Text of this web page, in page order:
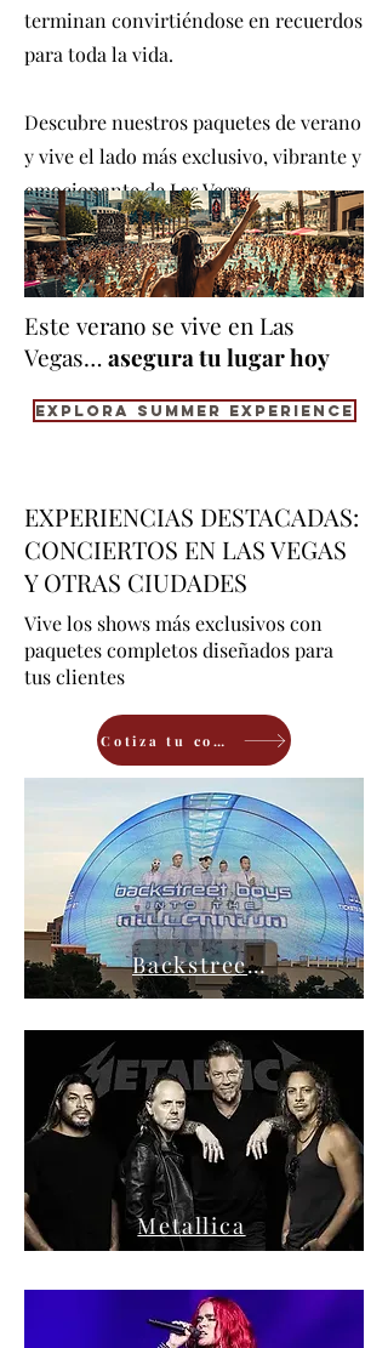
terminan convirtiéndose en recuerdos
para toda la vida.
Descubre nuestros paquetes de verano
y vive el lado más exclusivo, vibrante y
emocionante de Las Vegas.
Este verano se vive en Las
Vegas…asegura tu lugar hoy
Explora Summer Experience
EXPERIENCIAS DESTACADAS:
CONCIERTOS EN LAS VEGAS
Y OTRAS CIUDADES
Vive los shows más exclusivos con
paquetes completos diseñados para
tus clientes
Cotiza tu concierto
Backstreet Boys
Metallica